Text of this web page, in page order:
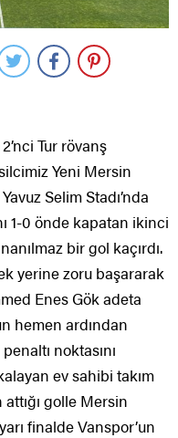
Tur rövanş
Yeni Mersin
Selim Stadı’nda
1-0 önde kapatan ikinci
bir gol kaçırdı.
yerine zoru başararak
Enes Gök adeta
hemen ardından
noktasını
ev sahibi takım
attığı golle Mersin
finalde Vanspor’un